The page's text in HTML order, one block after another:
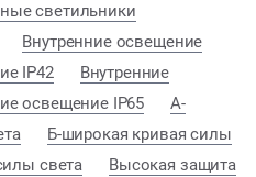
светильники
Внутренние освещение
IP42
Внутренние
освещение IP65
А-
Б-широкая кривая силы
света
Высокая защита